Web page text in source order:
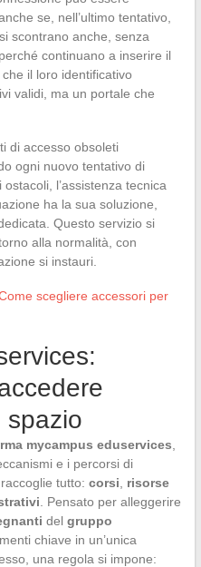
se, nell’ultimo tentativo,
scontrano anche, senza
continuano a inserire il
il loro identificativo
validi, ma un portale che
di accesso obsoleti
ogni nuovo tentativo di
l’assistenza tecnica
ha la sua soluzione,
Questo servizio si
alla normalità, con
si instauri.
scegliere accessori per
spazio
mycampus eduservices
e i percorsi di
tutto: corsi
risorse
. Pensato per alleggerire
del gruppo
chiave in un’unica
una regola si impone: